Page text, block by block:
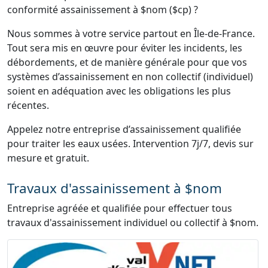
conformité assainissement à $nom ($cp) ?
Nous sommes à votre service partout en Île-de-France.
Tout sera mis en œuvre pour éviter les incidents, les
débordements, et de manière générale pour que vos
systèmes d’assainissement en non collectif (individuel)
soient en adéquation avec les obligations les plus
récentes.
Appelez notre entreprise d’assainissement qualifiée
pour traiter les eaux usées. Intervention 7j/7, devis sur
mesure et gratuit.
Travaux d'assainissement à $nom
Entreprise agréée et qualifiée pour effectuer tous
travaux d'assainissement individuel ou collectif à $nom.